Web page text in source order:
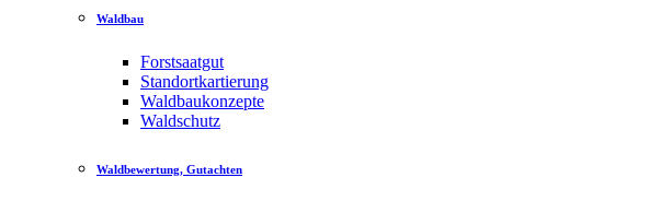
Waldbau
Forstsaatgut
Standortkartierung
Waldbaukonzepte
Waldschutz
Waldbewertung, Gutachten